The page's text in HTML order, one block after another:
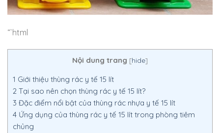
“`html
Nội dung trang [hide]
1 Giới thiệu thùng rác y tế 15 lít
2 Tại sao nên chọn thùng rác y tế 15 lít?
3 Đặc điểm nổi bật của thùng rác nhựa y tế 15 lít
4 Ứng dụng của thùng rác y tế 15 lít trong phòng tiêm
chủng